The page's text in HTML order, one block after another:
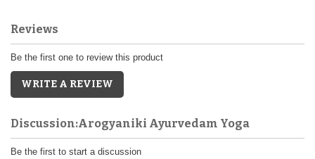
Reviews
Be the first one to review this product
WRITE A REVIEW
Discussion:Arogyaniki Ayurvedam Yoga
Be the first to start a discussion